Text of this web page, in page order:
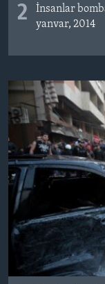
2
İnsanlar
yanvar, 2014